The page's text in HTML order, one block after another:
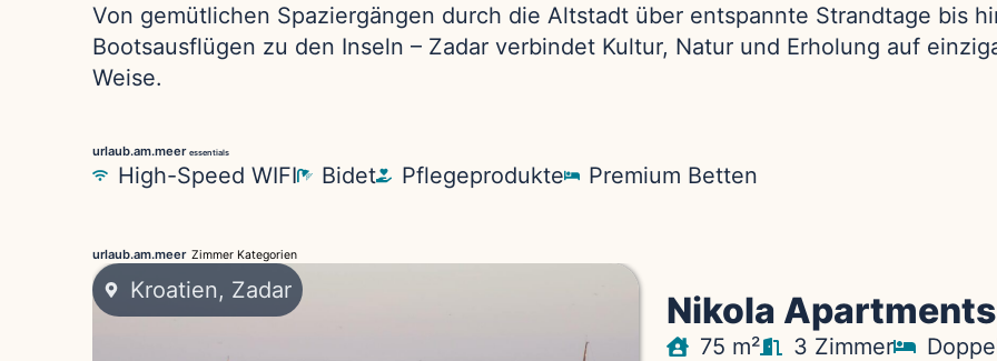
Von gemütlichen Spaziergängen durch die Altstadt über entspannte Strandtage bis
Bootsausflügen zu den Inseln – Zadar verbindet Kultur, Natur und Erholung auf
Weise.
urlaub.am.meeressentials
High-Speed WIFI Bidet Pflegeprodukte Premium Betten
urlaub.am.meer Zimmer Kategorien
Kroatien, Zadar Nikola
75 m² 3 Zimmer